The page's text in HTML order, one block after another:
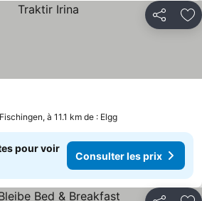
Partager
Fischingen, à 11.1 km de : Elgg
pour voir
Consulter les prix